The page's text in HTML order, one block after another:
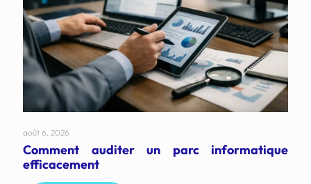
août 6, 2026
Comment auditer un parc informatique
efficacement